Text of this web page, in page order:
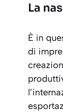
La
È in
di